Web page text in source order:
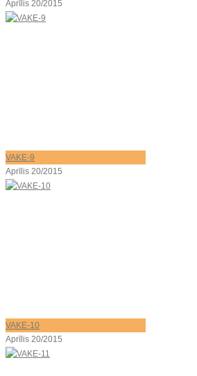
Aprīlis 20/2015
VAKE-9
Aprīlis 20/2015
VAKE-10
Aprīlis 20/2015